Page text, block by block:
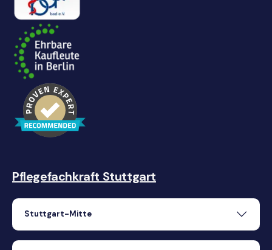
Pflegefachkraft Stuttgart
Stuttgart-Mitte